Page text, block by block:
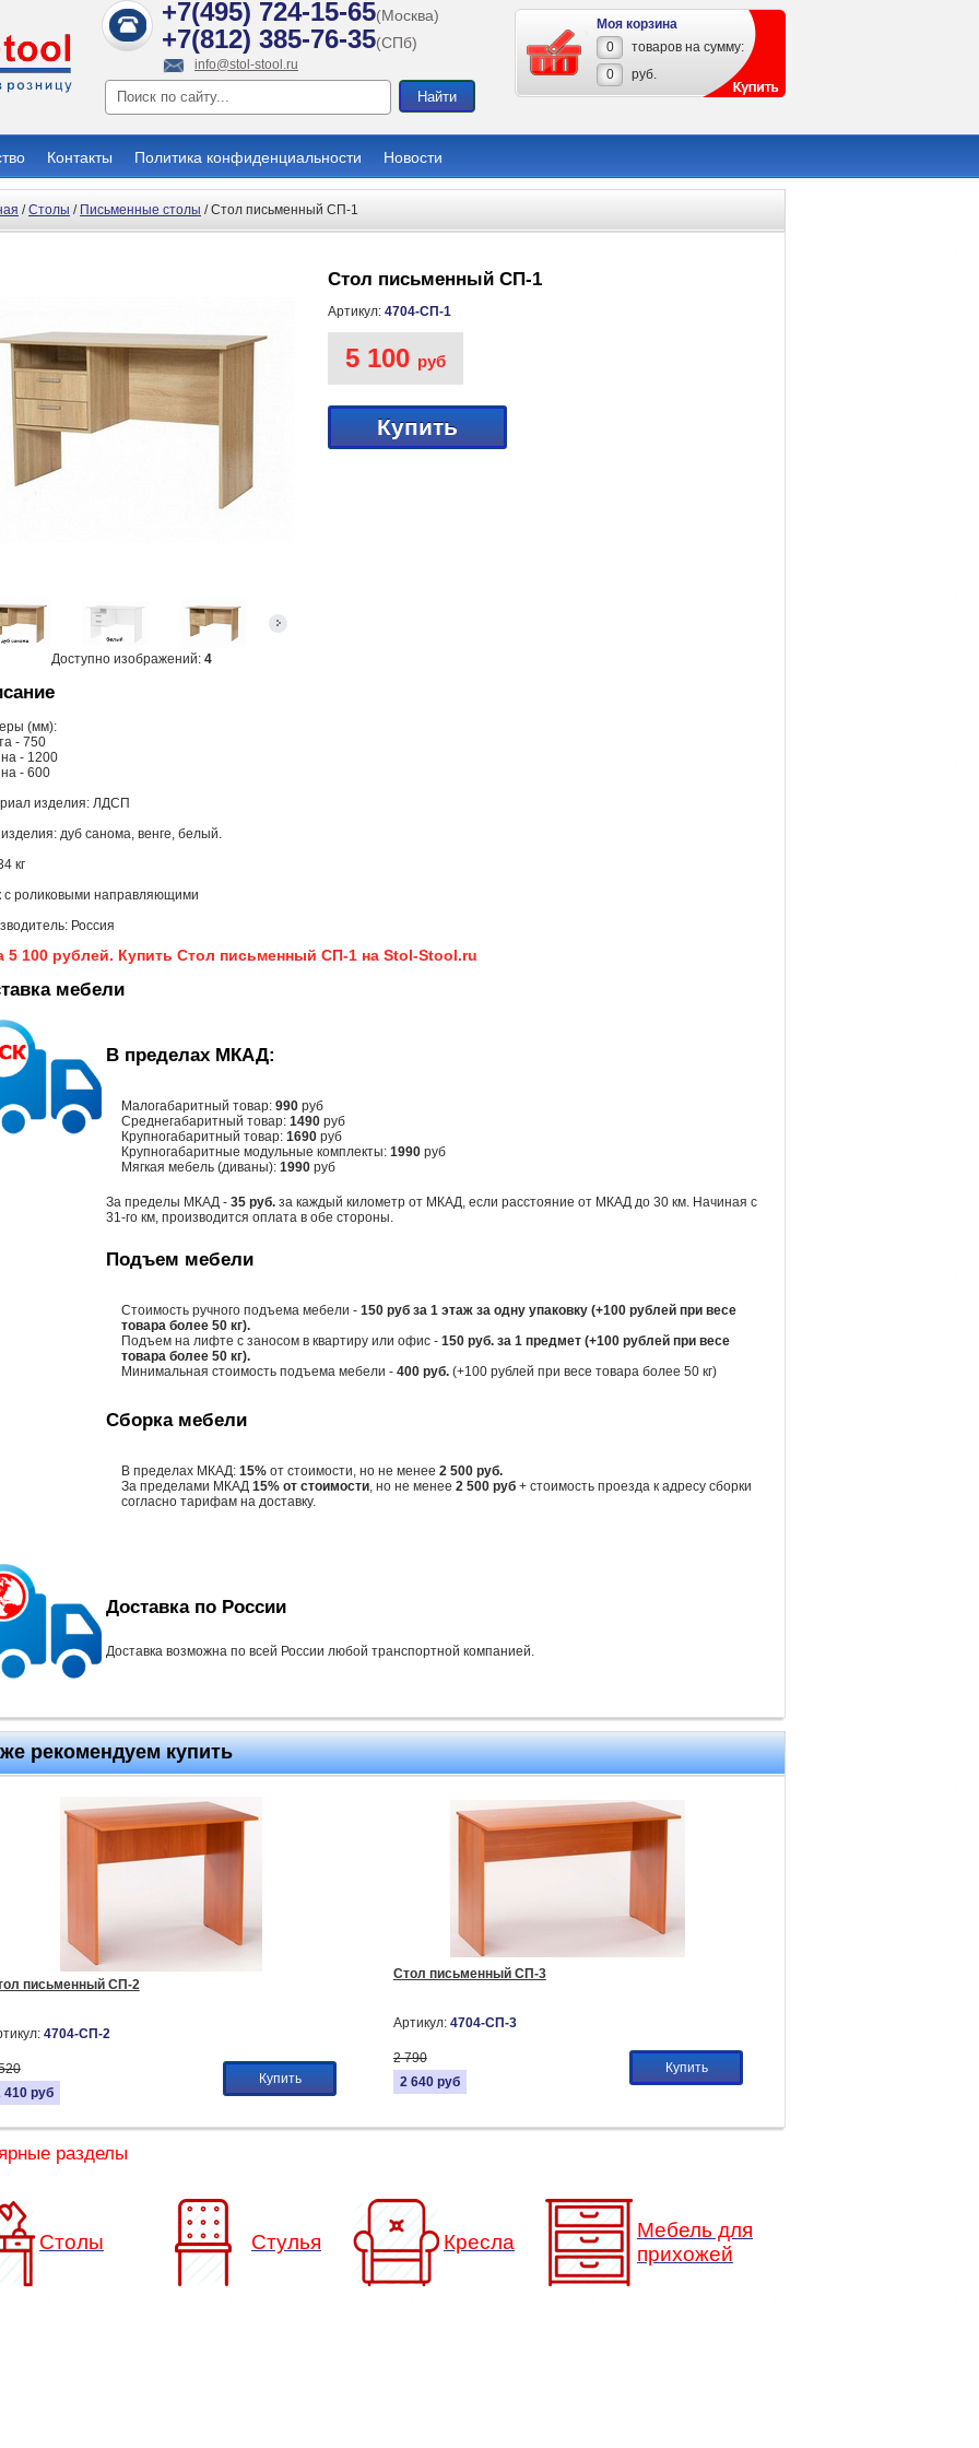
+7(495) 724-15-65(Москва)
+7(812) 385-76-35(СПб)
info@stol-stool.ru
Моя корзина
0
товаров на сумму:
0
руб.
Контакты Политика конфиденциальности Новости
/Столы / Письменные столы / Стол письменный СП-1
Доступно изображений: 4
Стол письменный СП-1
Артикул: 4704-СП-1
5 100 руб
Купить
(мм):
- 750
- 1200
- 600
изделия: ЛДСП
дуб санома, венге, белый.
кг
роликовыми направляющими
Россия
5 100 рублей. Купить Стол письменный СП-1 на Stol-Stool.ru
мебели
В пределах МКАД:
Малогабаритный товар: 990 руб
Среднегабаритный товар: 1490 руб
Крупногабаритный товар: 1690 руб
Крупногабаритные модульные комплекты: 1990 руб
Мягкая мебель (диваны): 1990 руб
За пределы МКАД - 35 руб. за каждый километр от МКАД, если расстояние от МКАД до 30 км. Начиная с
31-го км, производится оплата в обе стороны.
Подъем мебели
Стоимость ручного подъема мебели - 150 руб за 1 этаж за одну упаковку (+100 рублей при весе
товара более 50 кг).
Подъем на лифте с заносом в квартиру или офис - 150 руб. за 1 предмет (+100 рублей при весе
товара более 50 кг).
Минимальная стоимость подъема мебели - 400 руб. (+100 рублей при весе товара более 50 кг)
Сборка мебели
В пределах МКАД: 15% от стоимости, но не менее 2 500 руб.
За пределами МКАД 15% от стоимости, но не менее 2 500 руб + стоимость проезда к адресу сборки
согласно тарифам на доставку.
Доставка по России
Доставка возможна по всей России любой транспортной компанией.
рекомендуем купить
письменный СП-2
4704-СП-2
410 руб
Купить
Стол письменный СП-3
Артикул: 4704-СП-3
2 790
2 640 руб
Купить
разделы
Столы Стулья Кресла
Мебель для
прихожей